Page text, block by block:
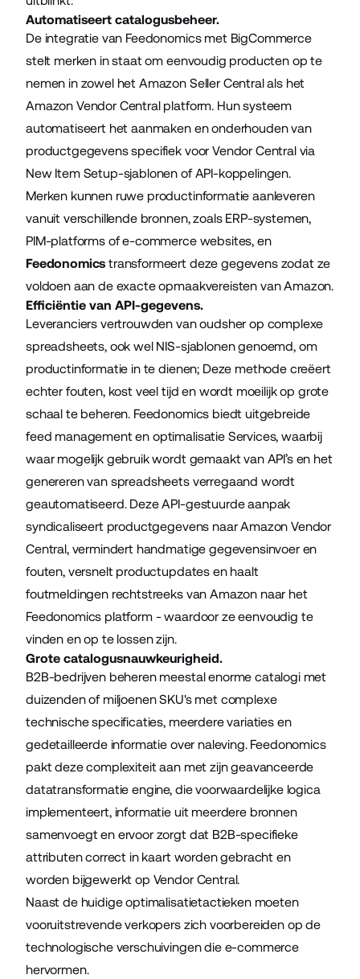
Automatiseert catalogusbeheer.
De integratie van Feedonomics met BigCommerce
stelt merken in staat om eenvoudig producten op te
nemen in zowel het Amazon Seller Central als het
Amazon Vendor Central platform. Hun systeem
automatiseert het aanmaken en onderhouden van
productgegevens specifiek voor Vendor Central via
New Item Setup-sjablonen of API-koppelingen.
Merken kunnen ruwe productinformatie aanleveren
vanuit verschillende bronnen, zoals ERP-systemen,
PIM-platforms of e-commerce websites, en
Feedonomics transformeert deze gegevens zodat ze
voldoen aan de exacte opmaakvereisten van Amazon.
Efficiëntie van API-gegevens.
Leveranciers vertrouwden van oudsher op complexe
spreadsheets, ook wel NIS-sjablonen genoemd, om
productinformatie in te dienen; Deze methode creëert
echter fouten, kost veel tijd en wordt moeilijk op grote
schaal te beheren. Feedonomics biedt uitgebreide
feed management en optimalisatie Services, waarbij
waar mogelijk gebruik wordt gemaakt van API’s en het
genereren van spreadsheets verregaand wordt
geautomatiseerd. Deze API-gestuurde aanpak
syndicaliseert productgegevens naar Amazon Vendor
Central, vermindert handmatige gegevensinvoer en
fouten, versnelt productupdates en haalt
foutmeldingen rechtstreeks van Amazon naar het
Feedonomics platform - waardoor ze eenvoudig te
vinden en op te lossen zijn.
Grote catalogusnauwkeurigheid.
B2B-bedrijven beheren meestal enorme catalogi met
duizenden of miljoenen SKU's met complexe
technische specificaties, meerdere variaties en
gedetailleerde informatie over naleving. Feedonomics
pakt deze complexiteit aan met zijn geavanceerde
datatransformatie engine, die voorwaardelijke logica
implementeert, informatie uit meerdere bronnen
samenvoegt en ervoor zorgt dat B2B-specifieke
attributen correct in kaart worden gebracht en
worden bijgewerkt op Vendor Central.
Naast de huidige optimalisatietactieken moeten
vooruitstrevende verkopers zich voorbereiden op de
technologische verschuivingen die e-commerce
hervormen.